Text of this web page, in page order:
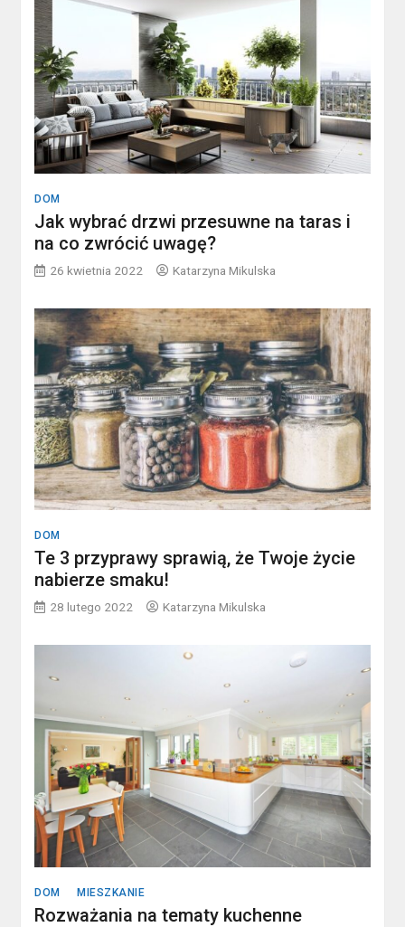
DOM
Jak wybrać drzwi przesuwne na taras i
na co zwrócić uwagę?
26 kwietnia 2022 Katarzyna Mikulska
DOM
Te 3 przyprawy sprawią, że Twoje życie
nabierze smaku!
28 lutego 2022 Katarzyna Mikulska
DOM MIESZKANIE
Rozważania na tematy kuchenne